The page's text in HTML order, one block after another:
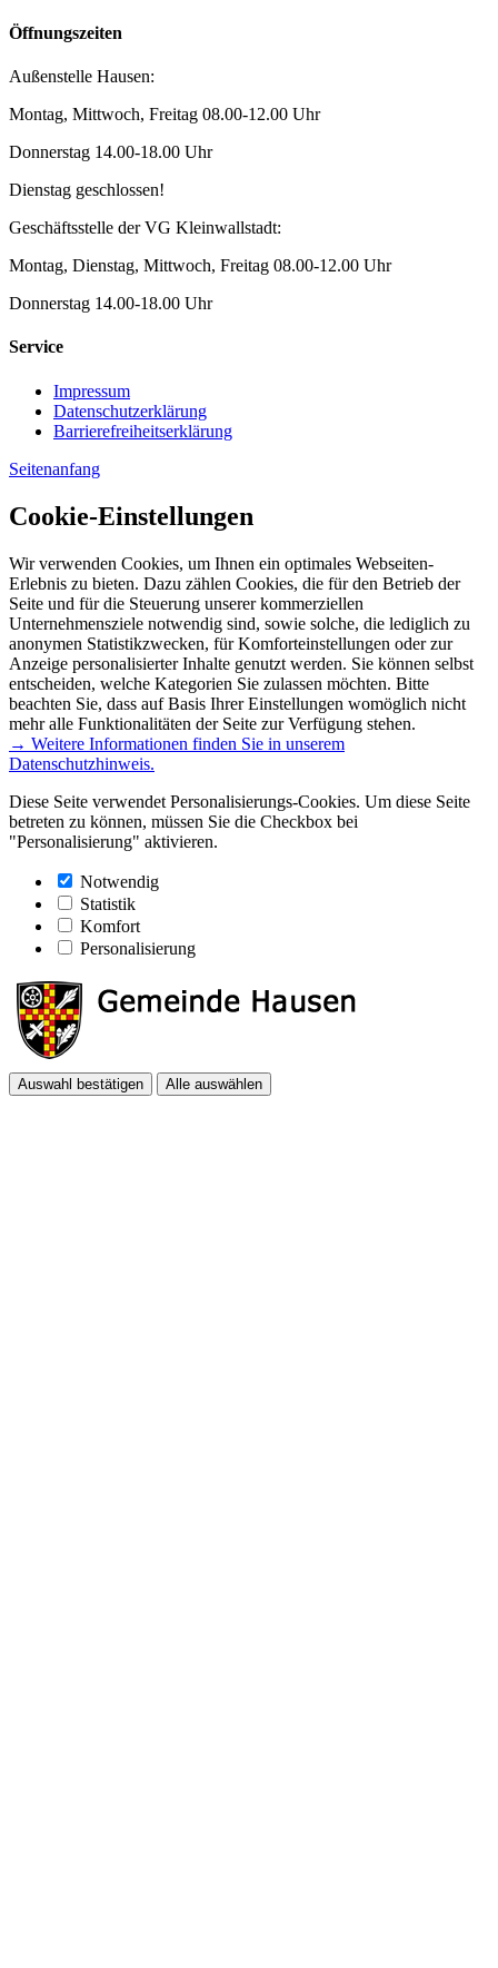
Öffnungszeiten
Außenstelle Hausen:
Montag, Mittwoch, Freitag 08.00-12.00 Uhr
Donnerstag 14.00-18.00 Uhr
Dienstag geschlossen!
Geschäftsstelle der VG Kleinwallstadt:
Montag, Dienstag, Mittwoch, Freitag 08.00-12.00 Uhr
Donnerstag 14.00-18.00 Uhr
Service
Impressum
Datenschutzerklärung
Barrierefreiheitserklärung
Seitenanfang
Cookie-Einstellungen
Wir verwenden Cookies, um Ihnen ein optimales Webseiten-
Erlebnis zu bieten. Dazu zählen Cookies, die für den Betrieb der
Seite und für die Steuerung unserer kommerziellen
Unternehmensziele notwendig sind, sowie solche, die lediglich zu
anonymen Statistikzwecken, für Komforteinstellungen oder zur
Anzeige personalisierter Inhalte genutzt werden. Sie können selbst
entscheiden, welche Kategorien Sie zulassen möchten. Bitte
beachten Sie, dass auf Basis Ihrer Einstellungen womöglich nicht
mehr alle Funktionalitäten der Seite zur Verfügung stehen.
→ Weitere Informationen finden Sie in unserem
Datenschutzhinweis.
Diese Seite verwendet Personalisierungs-Cookies. Um diese Seite
betreten zu können, müssen Sie die Checkbox bei
"Personalisierung" aktivieren.
Notwendig
Statistik
Komfort
Personalisierung
Auswahl bestätigen Alle auswählen